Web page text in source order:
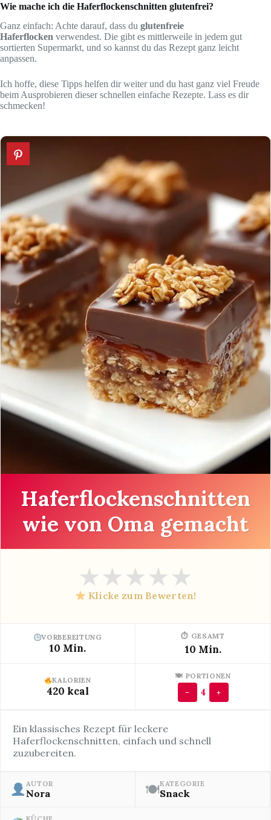
Wie mache ich die Haferflockenschnitten glutenfrei?
Ganz einfach: Achte darauf, dass du glutenfreie
Haferflocken verwendest. Die gibt es mittlerweile in jedem gut
sortierten Supermarkt, und so kannst du das Rezept ganz leicht
anpassen.
Ich hoffe, diese Tipps helfen dir weiter und du hast ganz viel Freude
beim Ausprobieren dieser schnellen einfache Rezepte. Lass es dir
schmecken!
Haferflockenschnitten
wie von Oma gemacht
★★★★★
Klicke zum Bewerten!
VORBEREITUNG
10 Min.
⏱ GESAMT
10 Min.
KALORIEN
420 kcal
🍽 PORTIONEN
− 4 +
Ein klassisches Rezept für leckere
Haferflockenschnitten, einfach und schnell
zuzubereiten.
AUTOR
Nora 🍽KATEGORIE
Snack